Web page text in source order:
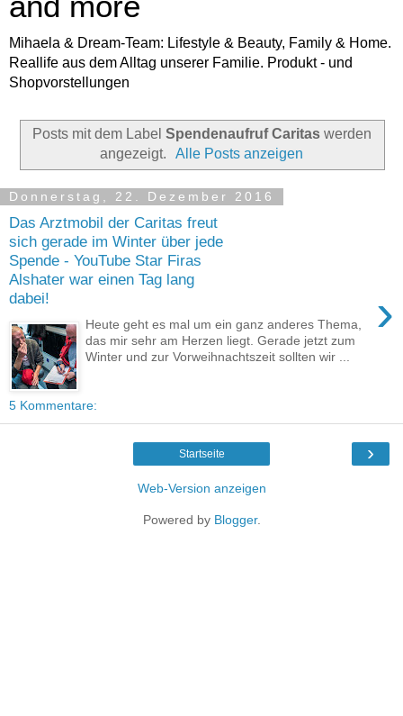
Mihaela & Dream-Team: Lifestyle & Beauty, Family & Home.
Reallife aus dem Alltag unserer Familie. Produkt - und
Shopvorstellungen
Posts mit dem Label Spendenaufruf Caritaswerden
angezeigt.
Alle Posts anzeigen
Donnerstag, 22. Dezember 2016
Das Arztmobil der Caritas freut
sich gerade im Winter über jede
Spende - YouTube Star Firas
Alshater war einen Tag lang
dabei!
›
Heute geht es mal um ein ganz anderes Thema,
das mir sehr am Herzen liegt. Gerade jetzt zum
Winter und zur Vorweihnachtszeit sollten wir ...
5 Kommentare:
›
Startseite
Web-Version anzeigen
Powered by Blogger.